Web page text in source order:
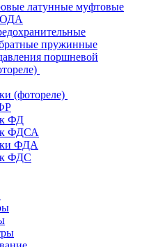
латунные муфтовые
пружинные
поршневой
(фотореле)
ФД
ФДСА
ФДА
ФДС